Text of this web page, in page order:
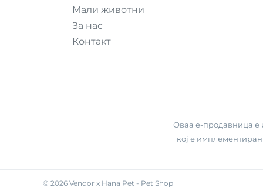
Мали животни
За нас
Контакт
Оваа е-продавница е
кој е имплементиран
© 2026Vendor x Hana Pet - Pet Shop